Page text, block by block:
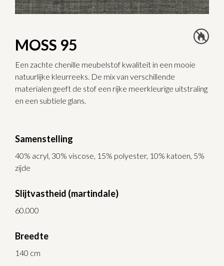
MOSS 95
Een zachte chenille meubelstof kwaliteit in een mooie
natuurlijke kleurreeks. De mix van verschillende
materialen geeft de stof een rijke meerkleurige uitstraling
en een subtiele glans.
Samenstelling
40% acryl, 30% viscose, 15% polyester, 10% katoen, 5%
zijde
Slijtvastheid (martindale)
60.000
Breedte
140 cm